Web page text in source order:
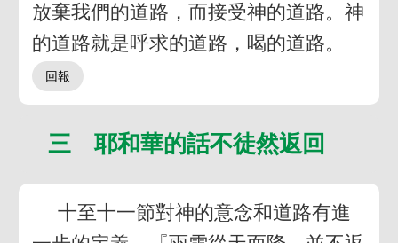
放棄我們的道路，而接受神的道路。神
的道路就是呼求的道路，喝的道路。
三 耶和華的話不徒然返回
十至十一節對神的意念和道路有進